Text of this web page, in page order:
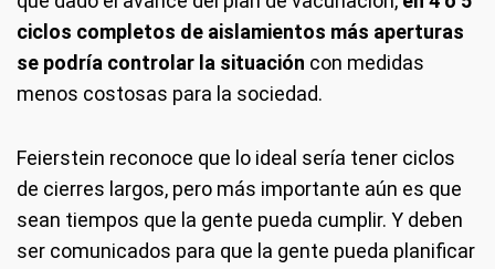
ciclos completos de aislamientos más aperturas
se podría controlar la situación con medidas
menos costosas para la sociedad.
Feierstein reconoce que lo ideal sería tener ciclos
de cierres largos, pero más importante aún es que
sean tiempos que la gente pueda cumplir. Y deben
ser comunicados para que la gente pueda planificar